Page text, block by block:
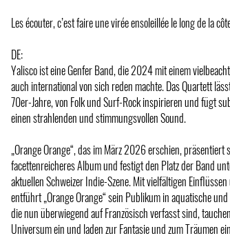
Les écouter, c’est faire une virée ensoleillée le long de la
DE:
Yalisco ist eine Genfer Band, die 2024 mit einem
auch international von sich reden machte. Das Quartett
70er-Jahre, von Folk und Surf-Rock inspirieren und fügt
einen strahlenden und stimmungsvollen Sound.
„Orange Orange“, das im März 2026 erschien,
facettenreicheres Album und festigt den Platz der Band
aktuellen Schweizer Indie-Szene. Mit vielfältigen
entführt „Orange Orange“ sein Publikum in aquatische
die nun überwiegend auf Französisch verfasst sind,
Universum ein und laden zur Fantasie und zum Träumen